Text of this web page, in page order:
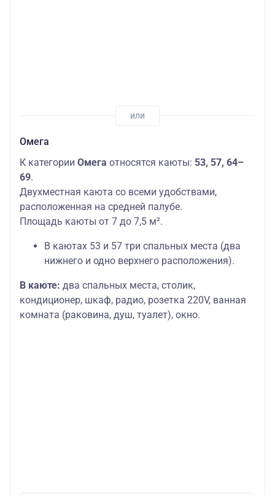
Омега
К категории Омега относятся каюты: 53, 57, 64–
69.
Двухместная каюта со всеми удобствами,
расположенная на средней палубе.
Площадь каюты от 7 до 7,5 м².
В каютах 53 и 57 три спальных места (два
нижнего и одно верхнего расположения).
В каюте: два спальных места, столик,
кондиционер, шкаф, радио, розетка 220V, ванная
комната (раковина, душ, туалет), окно.